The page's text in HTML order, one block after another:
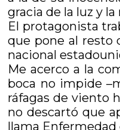
gracia de la luz y la
El protagonista
que pone al resto
nacional
Me acerco a la
boca no impide
ráfagas de viento
no descartó que
llama Enfermedad